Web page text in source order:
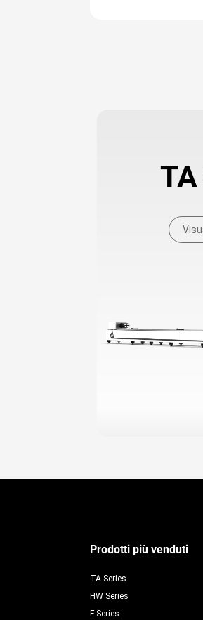
Prodotti più venduti
TA Series
HW Series
F Series